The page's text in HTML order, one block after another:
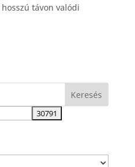
távon valódi